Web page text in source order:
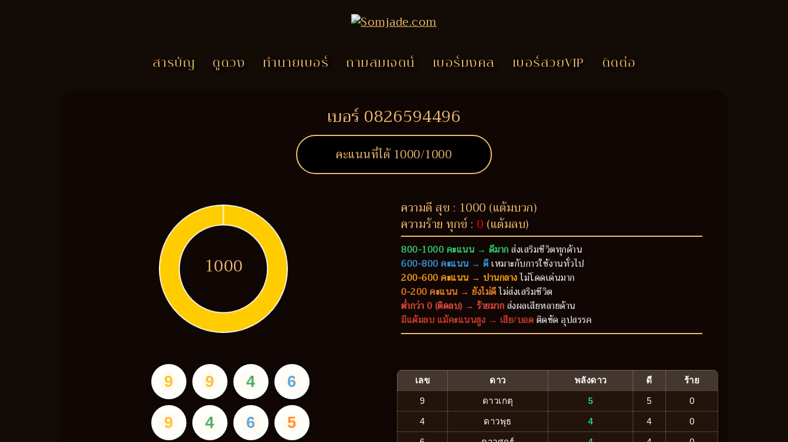
สารบัญ ดูดวง ทำนายเบอร์ ถามสมเจตน์ เบอร์มงคล เบอร์สวยVIP ติดต่อ
เบอร์ 0826594496
คะแนนที่ได้ 1000/1000
1000
ความดี สุข : 1000 (แต้มบวก)
ความร้าย ทุกข์ : 0 (แต้มลบ)
800-1000 คะแนน → ดีมากส่งเสริมชีวิตทุกด้าน
600-800 คะแนน → ดีเหมาะกับการใช้งานทั่วไป
200-600 คะแนน → ปานกลางไม่โดดเด่นมาก
0-200 คะแนน → ยังไม่ดีไม่ส่งเสริมชีวิต
ต่ำกว่า 0 (ติดลบ) → ร้ายมากส่งผลเสียหลายด้าน
มีแต้มลบ แม้คะแนนสูง → เสีย/บอดติดขัด อุปสรรค
9 9 4 6
9 4 6 5
เลข ดาว พลังดาว ดี ร้าย
9 ดาวเกตุ 5 5 0
4 ดาวพุธ 4 4 0